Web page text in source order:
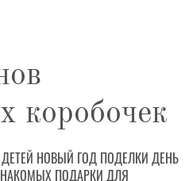
коробочек
НОВЫЙ ГОД ПОДЕЛКИ ДЕНЬ
ПОДАРКИ ДЛЯ